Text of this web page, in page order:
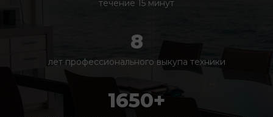
течение 15 минут
8
лет профессионального выкупа техники
1650+